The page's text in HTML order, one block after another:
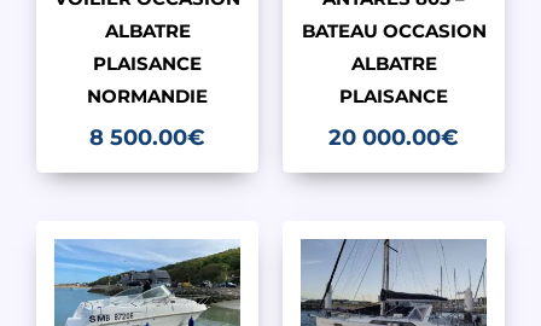
ALBATRE
PLAISANCE
NORMANDIE
8 500.00€
BATEAU OCCASION
ALBATRE
PLAISANCE
20 000.00€